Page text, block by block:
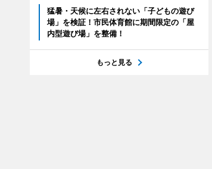
猛暑・天候に左右されない「子どもの遊び
場」を検証！市民体育館に期間限定の「屋
内型遊び場」を整備！
もっと見る